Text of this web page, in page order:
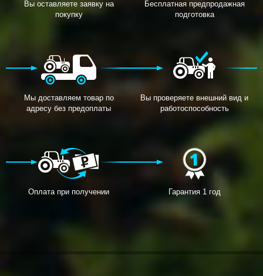
Вы оставляете заявку на
покупку
Бесплатная предпродажная
подготовка
Мы доставляем товар по
адресу без предоплаты
Вы проверяете внешний вид и
работоспособность
Оплата при получении Гарантия 1 год